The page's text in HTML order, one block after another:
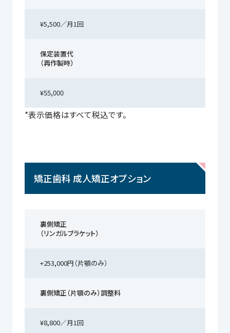
¥5,500／月1回
保定装置代
（再作製時）
¥55,000
*表示価格はすべて税込です。
矯正歯科 成人矯正オプション
裏側矯正
（リンガルブラケット）
+253,000円（片顎のみ）
裏側矯正（片顎のみ）調整料
¥8,800／月1回